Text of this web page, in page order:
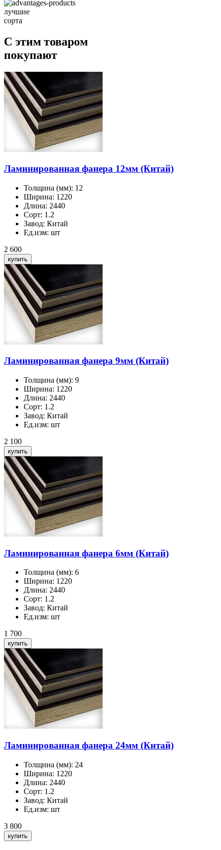
лучшие
сорта
С этим товаром
покупают
Ламинированная фанера 12мм (Китай)
Толщина (мм): 12
Ширина: 1220
Длина: 2440
Сорт: 1.2
Завод: Китай
Ед.изм: шт
2 600
Ламинированная фанера 9мм (Китай)
Толщина (мм): 9
Ширина: 1220
Длина: 2440
Сорт: 1.2
Завод: Китай
Ед.изм: шт
2 100
Ламинированная фанера 6мм (Китай)
Толщина (мм): 6
Ширина: 1220
Длина: 2440
Сорт: 1.2
Завод: Китай
Ед.изм: шт
1 700
Ламинированная фанера 24мм (Китай)
Толщина (мм): 24
Ширина: 1220
Длина: 2440
Сорт: 1.2
Завод: Китай
Ед.изм: шт
3 800